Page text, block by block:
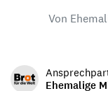
Von
Ehemalige